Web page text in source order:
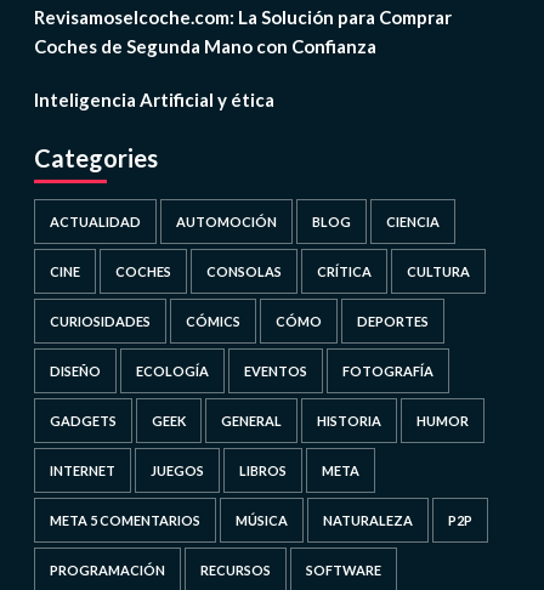
Revisamoselcoche.com: La Solución para Comprar
Coches de Segunda Mano con Confianza
Inteligencia Artificial y ética
Categories
ACTUALIDAD AUTOMOCIÓN BLOG CIENCIA
CINE COCHES CONSOLAS CRÍTICA CULTURA
CURIOSIDADES CÓMICS CÓMO DEPORTES
DISEÑO ECOLOGÍA EVENTOS FOTOGRAFÍA
GADGETS GEEK GENERAL HISTORIA HUMOR
INTERNET JUEGOS LIBROS META
META 5 COMENTARIOS MÚSICA NATURALEZA P2P
PROGRAMACIÓN RECURSOS SOFTWARE